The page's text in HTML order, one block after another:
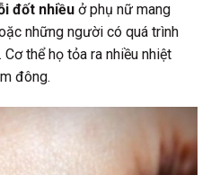
đốt nhiều ở phụ nữ mang
những người có quá trình
thể họ tỏa ra nhiều nhiệt
đông.